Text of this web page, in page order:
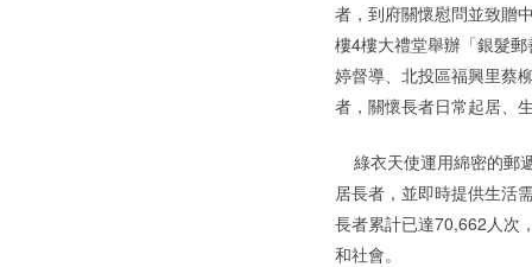
者，到府關懷慰問並致贈
樓4樓大禮堂舉辦「銀髮
婷督導、北投區福興里蔡
者，關懷長者日常起居、
綠衣天使運用綿密的郵
居長者，並即時提供生活
長者累計已達70,662人次
和社會。